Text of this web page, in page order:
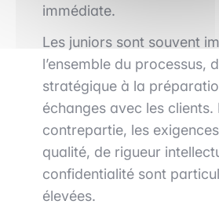
immédiate.
Les juniors sont souvent
l’ensemble du processus,
stratégique à la
échanges avec les clients.
contrepartie, les
qualité, de rigueur
confidentialité sont
élevées.